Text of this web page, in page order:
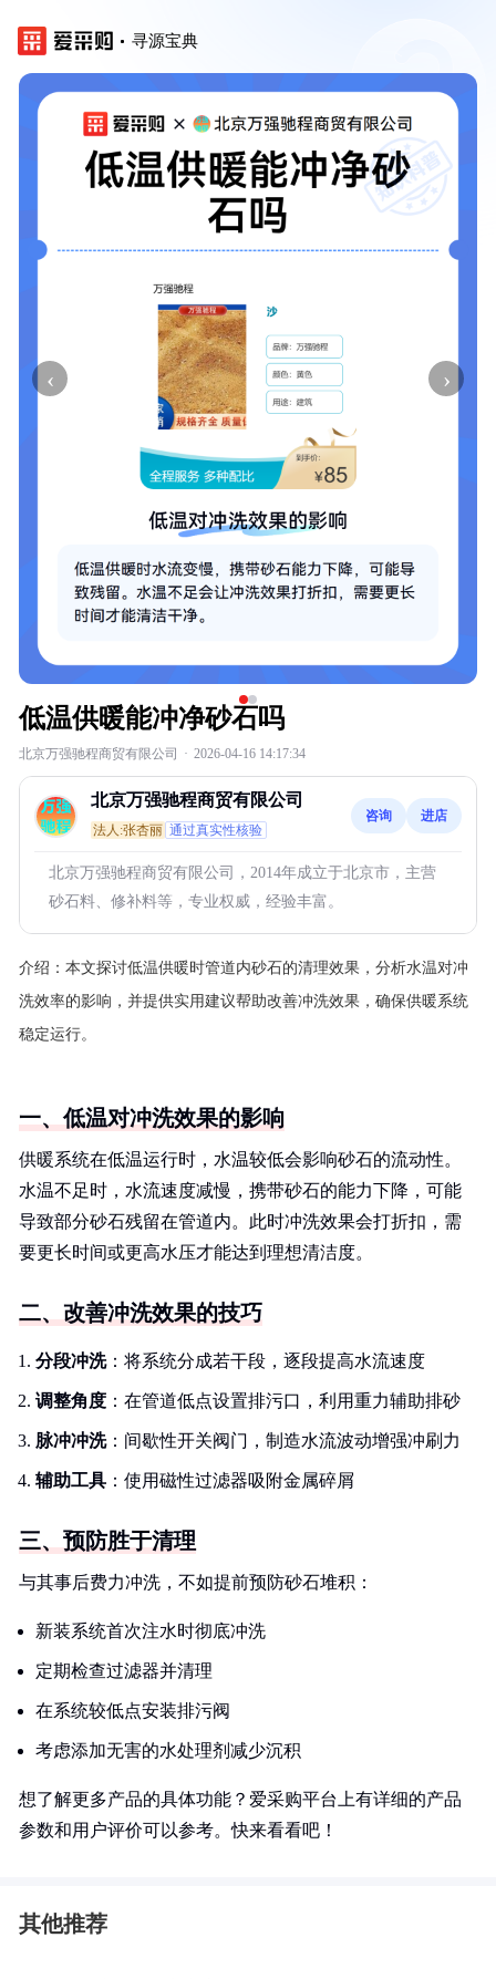
寻源宝典
‹ ›
低温供暖能冲净砂石吗
北京万强驰程商贸有限公司 · 2026-04-16 14:17:34
北京万强驰程商贸有限公司
法人:张杏丽 通过真实性核验
咨询 进店
北京万强驰程商贸有限公司，2014年成立于北京市，主营
砂石料、修补料等，专业权威，经验丰富。
介绍： 本文探讨低温供暖时管道内砂石的清理效果，分析水温对冲
洗效率的影响，并提供实用建议帮助改善冲洗效果，确保供暖系统
稳定运行。
一、低温对冲洗效果的影响
供暖系统在低温运行时，水温较低会影响砂石的流动性。
水温不足时，水流速度减慢，携带砂石的能力下降，可能
导致部分砂石残留在管道内。此时冲洗效果会打折扣，需
要更长时间或更高水压才能达到理想清洁度。
二、改善冲洗效果的技巧
分段冲洗：将系统分成若干段，逐段提高水流速度
调整角度 ：在管道低点设置排污口，利用重力辅助排砂
脉冲冲洗：间歇性开关阀门，制造水流波动增强冲刷力
辅助工具 ：使用磁性过滤器吸附金属碎屑
三、预防胜于清理
与其事后费力冲洗，不如提前预防砂石堆积：
新装系统首次注水时彻底冲洗
定期检查过滤器并清理
在系统较低点安装排污阀
考虑添加无害的水处理剂减少沉积
想了解更多产品的具体功能？爱采购平台上有详细的产品
参数和用户评价可以参考。快来看看吧！
其他推荐